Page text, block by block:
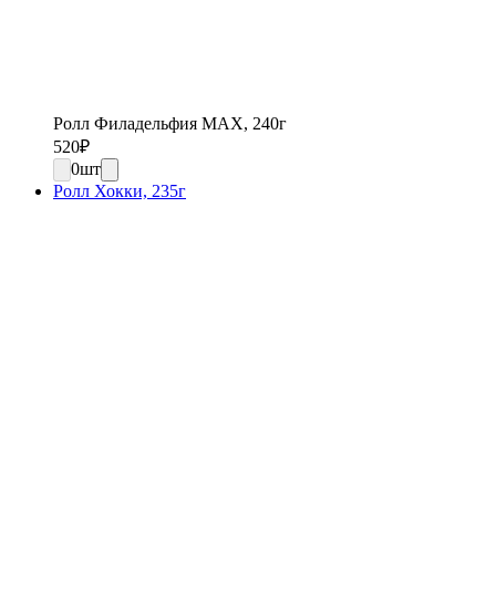
Ролл Филадельфия MAX, 240г
520₽
0шт
Ролл Хокки, 235г